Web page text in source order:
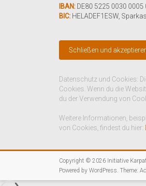
IBAN: DE80 5225 0030 0005
BIC: HELADEF1ESW
Datenschutz und Cookies:
Cookies. Wenn du die
du der Verwendung von
Weitere Informationen,
von Cookies, findest du hier:
Copyright © 2026 Initiative
Powered by WordPress. Theme: